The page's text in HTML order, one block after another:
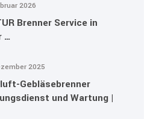
2026
Brenner Service in
…
2025
Gebläsebrenner
und Wartung |